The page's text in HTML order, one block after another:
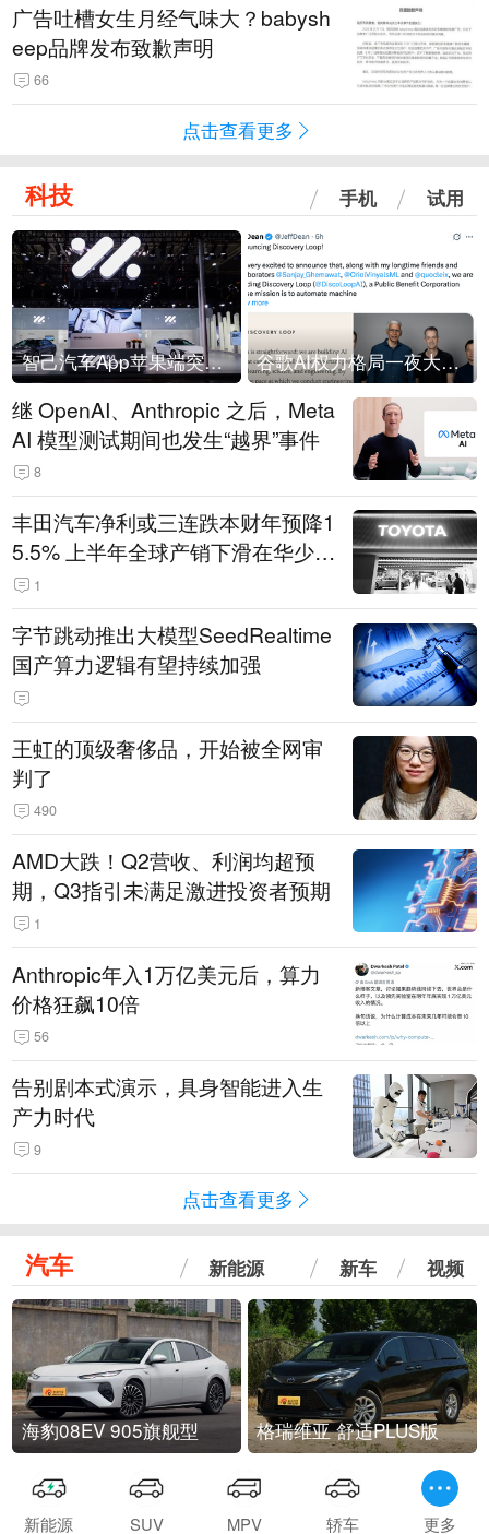
广告吐槽女生月经气味大？babysh
eep品牌发布致歉声明
66
点击查看更多
科技 手机 试用
智己汽车App苹果端突然“下架” 谷歌AI权力格局一夜大洗牌
继 OpenAI、Anthropic 之后，Meta
AI 模型测试期间也发生“越界”事件
8
丰田汽车净利或三连跌本财年预降1
5.5% 上半年全球产销下滑在华少卖
14.3万辆
1
字节跳动推出大模型SeedRealtime
国产算力逻辑有望持续加强
王虹的顶级奢侈品，开始被全网审
判了
490
AMD大跌！Q2营收、利润均超预
期，Q3指引未满足激进投资者预期
1
Anthropic年入1万亿美元后，算力
价格狂飙10倍
56
告别剧本式演示，具身智能进入生
产力时代
9
点击查看更多
汽车 新能源 新车 视频
海豹08EV 905旗舰型 格瑞维亚 舒适PLUS版
新能源 SUV MPV 轿车 更多